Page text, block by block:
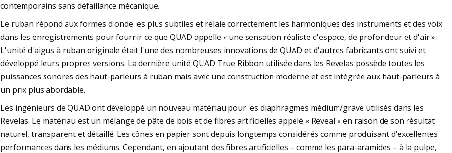
contemporains sans défaillance mécanique.
Le ruban répond aux formes d'onde les plus subtiles et relaie correctement les harmoniques des instruments et des voix
dans les enregistrements pour fournir ce que QUAD appelle « une sensation réaliste d'espace, de profondeur et d'air ».
L'unité d'aigus à ruban originale était l'une des nombreuses innovations de QUAD et d'autres fabricants ont suivi et
développé leurs propres versions. La dernière unité QUAD True Ribbon utilisée dans les Revelas possède toutes les
puissances sonores des haut-parleurs à ruban mais avec une construction moderne et est intégrée aux haut-parleurs à
un prix plus abordable.
Les ingénieurs de QUAD ont développé un nouveau matériau pour les diaphragmes médium/grave utilisés dans les
Revelas. Le matériau est un mélange de pâte de bois et de fibres artificielles appelé « Reveal » en raison de son résultat
naturel, transparent et détaillé. Les cônes en papier sont depuis longtemps considérés comme produisant d’excellentes
performances dans les médiums. Cependant, en ajoutant des fibres artificielles – comme les para-aramides – à la pulpe,